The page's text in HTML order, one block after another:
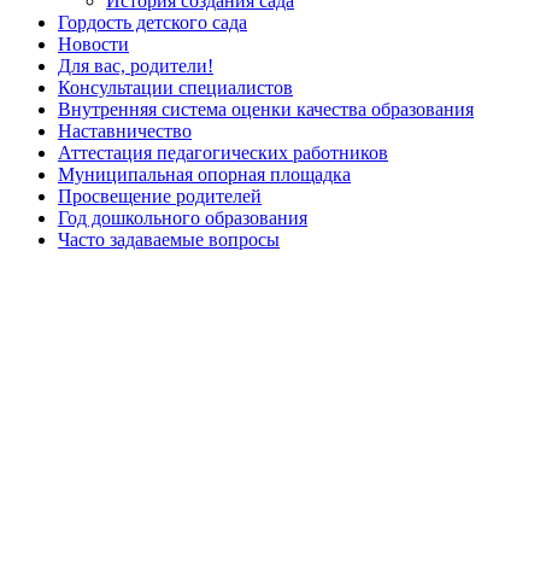
Гордость детского сада
Новости
Для вас, родители!
Консультации специалистов
Внутренняя система оценки качества образования
Наставничество
Аттестация педагогических работников
Муниципальная опорная площадка
Просвещение родителей
Год дошкольного образования
Часто задаваемые вопросы